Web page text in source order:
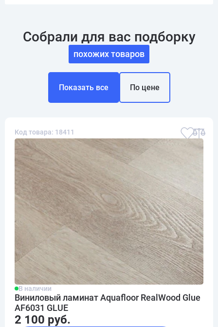
Собрали для вас подборку
похожих товаров
Показать все По цене
Код товара: 18411
В наличии
Виниловый ламинат Aquafloor RealWood Glue
AF6031 GLUE
2 100 руб.